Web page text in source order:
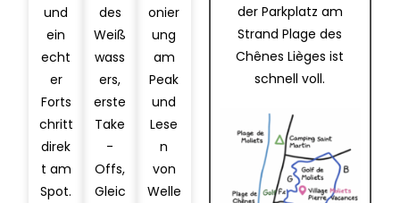
der Parkplatz am
Strand Plage des
Chênes Lièges ist
schnell voll.
und
ein
echt
er
Forts
chritt
direk
t am
Spot.
des
Weiß
wass
ers,
erste
Take
-
Offs,
Gleic
onier
ung
am
Peak
und
Lese
n
von
Welle